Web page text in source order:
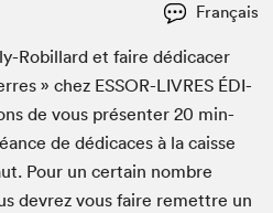
Français
Robil­lard et faire dédi­cac­er
» chez ESSOR-LIVRES ÉDI­
de vous présen­ter20 min­
de dédi­caces à la caisse
Pour un cer­tain nom­bre
devrez vous faire remet­tre un